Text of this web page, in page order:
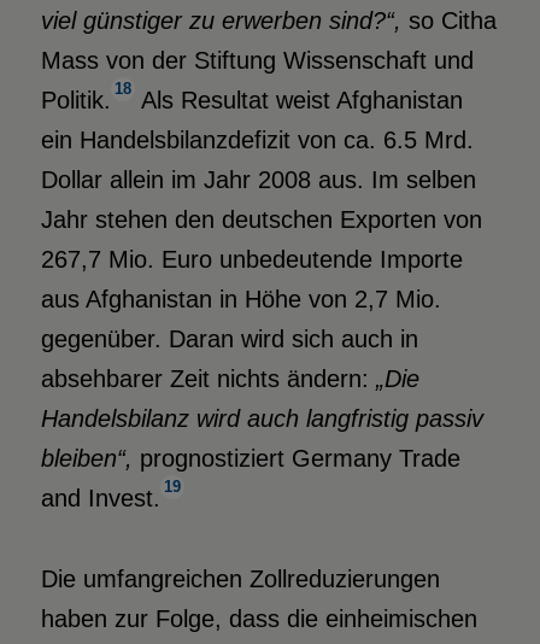
viel günstiger zu erwerben sind?“, so Citha
Mass von der Stiftung Wissenschaft und
Politik. 18 Als Resultat weist Afghanistan
ein Handelsbilanzdefizit von ca. 6.5 Mrd.
Dollar allein im Jahr 2008 aus. Im selben
Jahr stehen den deutschen Exporten von
267,7 Mio. Euro unbedeutende Importe
aus Afghanistan in Höhe von 2,7 Mio.
gegenüber. Daran wird sich auch in
absehbarer Zeit nichts ändern: „Die
Handelsbilanz wird auch langfristig passiv
bleiben“, prognostiziert Germany Trade
and Invest. 19
Die umfangreichen Zollreduzierungen
haben zur Folge, dass die einheimischen